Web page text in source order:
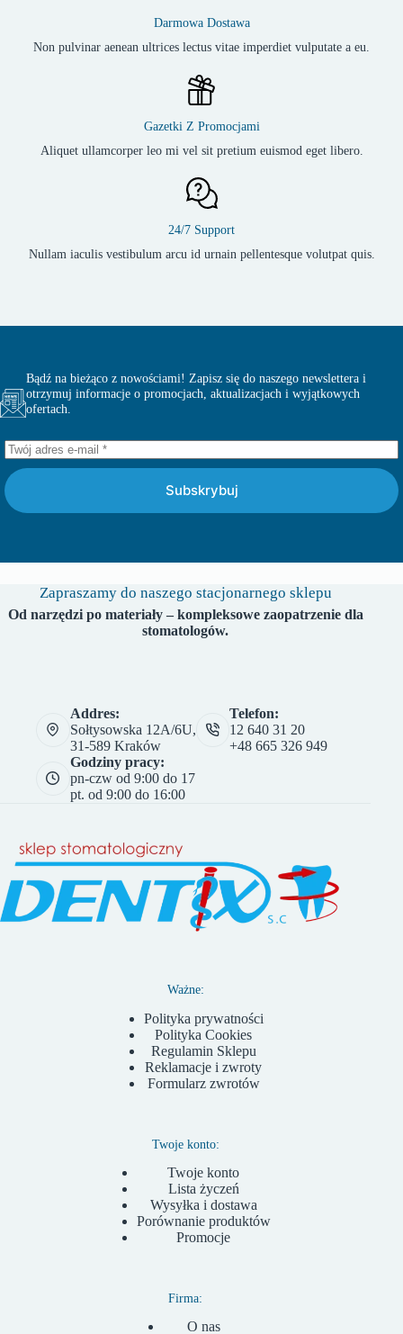
Darmowa Dostawa
Non pulvinar aenean ultrices lectus vitae imperdiet vulputate a eu.
Gazetki Z Promocjami
Aliquet ullamcorper leo mi vel sit pretium euismod eget libero.
24/7 Support
Nullam iaculis vestibulum arcu id urnain pellentesque volutpat quis.
Bądź na bieżąco z nowościami! Zapisz się do naszego newslettera i
otrzymuj informacje o promocjach, aktualizacjach i wyjątkowych
ofertach.
Subskrybuj
Zapraszamy do naszego stacjonarnego sklepu
Od narzędzi po materiały – kompleksowe zaopatrzenie dla
stomatologów.
Addres:
Sołtysowska 12A/6U,
31-589 Kraków
Telefon:
12 640 31 20
+48 665 326 949
Godziny pracy:
pn-czw od 9:00 do 17
pt. od 9:00 do 16:00
Ważne:
Polityka prywatności
Polityka Cookies
Regulamin Sklepu
Reklamacje i zwroty
Formularz zwrotów
Twoje konto:
Twoje konto
Lista życzeń
Wysyłka i dostawa
Porównanie produktów
Promocje
Firma:
O nas